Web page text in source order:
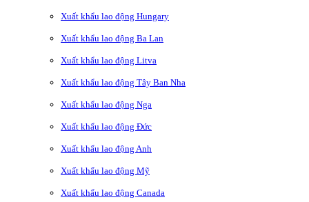
Xuất khẩu lao động Hungary
Xuất khẩu lao động Ba Lan
Xuất khẩu lao động Litva
Xuất khẩu lao động Tây Ban Nha
Xuất khẩu lao động Nga
Xuất khẩu lao động Đức
Xuất khẩu lao động Anh
Xuất khẩu lao động Mỹ
Xuất khẩu lao động Canada